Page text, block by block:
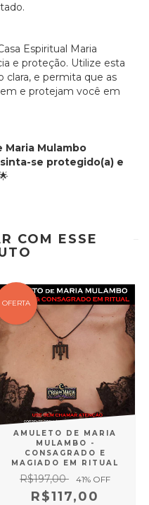
Espiritual Maria
e proteção. Utilize esta
clara, e permita que as
e protejam você em
Maria Mulambo
se protegido(a) e
COM ESSE
OFERTA
AMULETO DE MARIA
MULAMBO -
CONSAGRADO E
MAGIADO EM RITUAL
R$197,00 41% OFF
R$117,00